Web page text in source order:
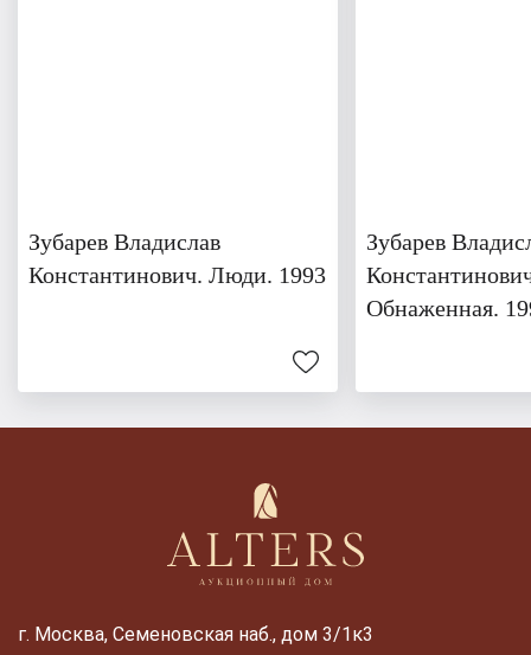
Зубарев Владислав
Константинович. Люди. 1993
Зубарев
Обнаженная.
г. Москва, Семеновская наб., дом 3/1к3